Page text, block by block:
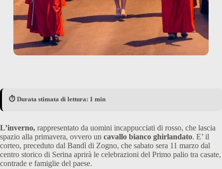
⏱️ Durata stimata di lettura: 1 min
L’inverno, rappresentato da uomini incappucciati di rosso, che lascia
spazio alla primavera, ovvero un cavallo bianco ghirlandato. E’ il
corteo, preceduto dal Bandì di Zogno, che sabato sera 11 marzo dal
centro storico di Serina aprirà le celebrazioni del Primo palio tra casate,
contrade e famiglie del paese.